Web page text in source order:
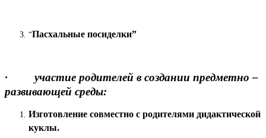
“Пасхальные посиделки”
· участие родителей в создании предметно –
развивающей среды:
Изготовление совместно с родителями дидактической
куклы.